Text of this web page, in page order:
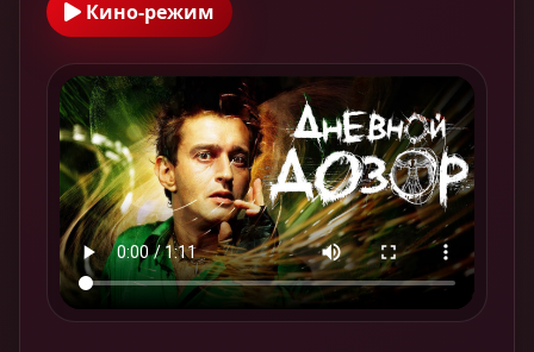
Кино-режим